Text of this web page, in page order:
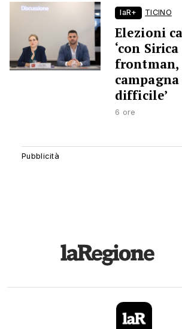
laR+ TICINO
Elezioni
‘con
frontman,
difficile’
6 ore